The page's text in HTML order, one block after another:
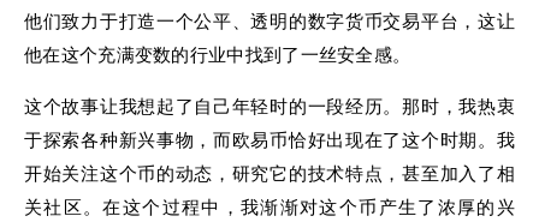
他们致力于打造一个公平、透明的数字货币交易平台，这让
他在这个充满变数的行业中找到了一丝安全感。
这个故事让我想起了自己年轻时的一段经历。那时，我热衷
于探索各种新兴事物，而欧易币恰好出现在了这个时期。我
开始关注这个币的动态，研究它的技术特点，甚至加入了相
关社区。在这个过程中，我渐渐对这个币产生了浓厚的兴